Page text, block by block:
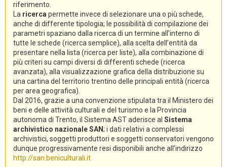
riferimento.
La ricerca permette invece di selezionare una o più schede,
anche di differente tipologia; le possibilità di compilazione dei
parametri spaziano dalla ricerca di un termine all’interno di
tutte le schede (ricerca semplice), alla scelta dell’entità da
presentare nella lista (ricerca per liste), alla combinazione di
più criteri su campi diversi di differenti schede (ricerca
avanzata), alla visualizzazione grafica della distribuzione su
una cartina del territorio trentino delle principali entità (ricerca
per area geografica).
Dal 2016, grazie a una convenzione stipulata tra il Ministero dei
beni e delle attività culturali e del turismo e la Provincia
autonoma di Trento, il Sistema AST aderisce al Sistema
archivistico nazionale SAN; i dati relativi a complessi
archivistici, soggetti produttori e soggetti conservatori vengono
dunque progressivamente resi disponibili anche all’indirizzo
http://san.beniculturali.it